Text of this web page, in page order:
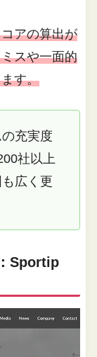
アの算出が
スや一面的
す。
充実度
社以上
広く更
Sportip